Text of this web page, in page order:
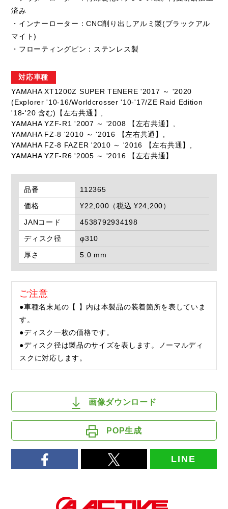
済み
・インナーローター：CNC削り出しアルミ製(ブラックアル
マイト)
・フローティングピン：ステンレス製
対応車種
YAMAHA XT1200Z SUPER TENERE '2017 ～ '2020
(Explorer '10-16/Worldcrosser '10-'17/ZE Raid Edition
'18-'20 含む)【左右共通】,
YAMAHA YZF-R1 '2007 ～ '2008 【左右共通】,
YAMAHA FZ-8 '2010 ～ '2016 【左右共通】,
YAMAHA FZ-8 FAZER '2010 ～ '2016 【左右共通】,
YAMAHA YZF-R6 '2005 ～ '2016 【左右共通】
品番
112365
価格
¥22,000（税込 ¥24,200）
JANコード
4538792934198
ディスク径
φ310
厚さ
5.0 mm
ご注意
●車種名末尾の【 】内は本製品の装着箇所を表していま
す。
●ディスク一枚の価格です。
●ディスク径は製品のサイズを表します。ノーマルディ
スクに対応します。
画像ダウンロード
POP生成
LINE